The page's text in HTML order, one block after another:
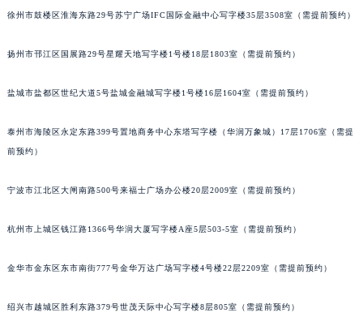
徐州市鼓楼区淮海东路29号苏宁广场IFC国际金融中心写字楼35层3508室（需提前预约）
扬州市邗江区国展路29号星耀天地写字楼1号楼18层1803室（需提前预约）
盐城市盐都区世纪大道5号盐城金融城写字楼1号楼16层1604室（需提前预约）
泰州市海陵区永定东路399号置地商务中心东塔写字楼（华润万象城）17层1706室（需提
前预约）
宁波市江北区大闸南路500号来福士广场办公楼20层2009室（需提前预约）
杭州市上城区钱江路1366号华润大厦写字楼A座5层503-5室（需提前预约）
金华市金东区东市南街777号金华万达广场写字楼4号楼22层2209室（需提前预约）
绍兴市越城区胜利东路379号世茂天际中心写字楼8层805室（需提前预约）